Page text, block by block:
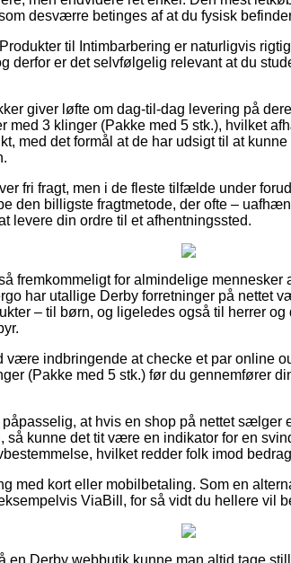
desværre betinges af at du fysisk
til Intimbarbering er naturligvis
derfor er det selvfølgelig relevant at du
giver løfte om dag-til-dag levering på
med 3 klinger (Pakke med 5 stk.), hvilket
med det formål at de har udsigt til at
fri fragt, men i de fleste tilfælde under
den billigste fragtmetode, der ofte –
levere din ordre til et afhentningssted.
fremkommeligt for almindelige
har utallige Derby forretninger på nettet
– til børn, og ligeledes også til herrer
være indbringende at checke et par online
(Pakke med 5 stk.) før du gennemfører
at hvis en shop på nettet sælger
så kunne det tit være en indikator for en
hvilket redder folk imod
med kort eller mobilbetaling. Som en
ViaBill, for så vidt du hellere vil
en Derby webbutik kunne man altid tage